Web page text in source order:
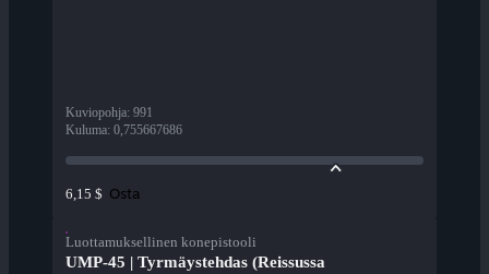
Kuviopohja: 991
Kuluma: 0,755667686
6,15 $ Osta
Luottamuksellinen konepistooli
UMP-45 | Tyrmäystehdas (Reissussa